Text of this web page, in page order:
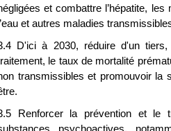
et combattre l’hépatite,
et autres maladies
D'ici à 2030, réduire d'un
le taux de mortalité
transmissibles et promouvoir la
Renforcer la prévention et le